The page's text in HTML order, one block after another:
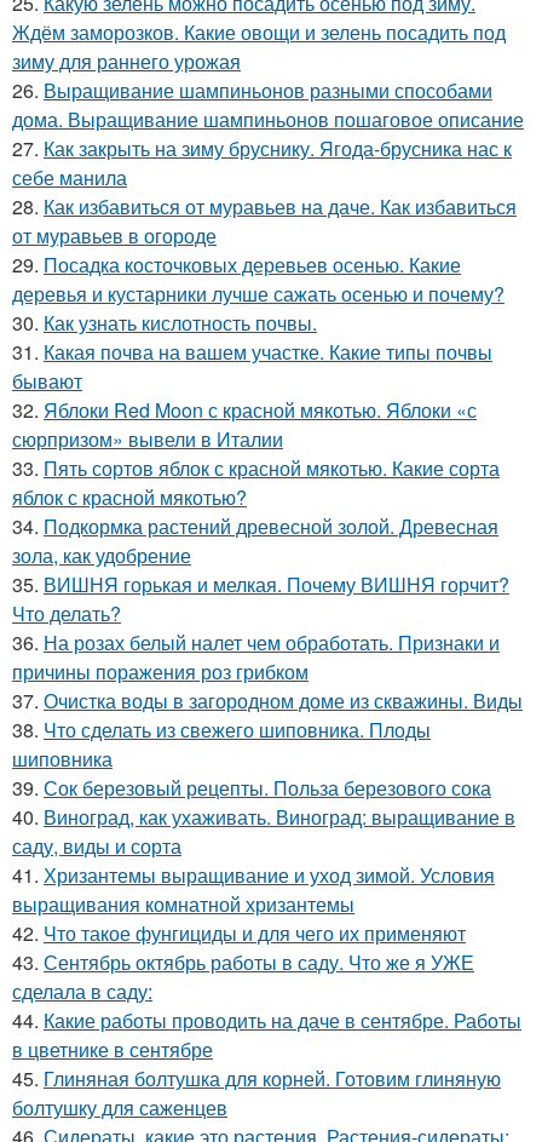
Ждём заморозков. Какие овощи и зелень посадить под
зиму для раннего урожая
26. Выращивание шампиньонов разными способами
дома. Выращивание шампиньонов пошаговое описание
27. Как закрыть на зиму бруснику. Ягода-брусника нас к
себе манила
28. Как избавиться от муравьев на даче. Как избавиться
от муравьев в огороде
29. Посадка косточковых деревьев осенью. Какие
деревья и кустарники лучше сажать осенью и почему?
30. Как узнать кислотность почвы.
31. Какая почва на вашем участке. Какие типы почвы
бывают
32. Яблоки Red Moon с красной мякотью. Яблоки «с
сюрпризом» вывели в Италии
33. Пять сортов яблок с красной мякотью. Какие сорта
яблок с красной мякотью?
34. Подкормка растений древесной золой. Древесная
зола, как удобрение
35. ВИШНЯ горькая и мелкая. Почему ВИШНЯ горчит?
Что делать?
36. На розах белый налет чем обработать. Признаки и
причины поражения роз грибком
37. Очистка воды в загородном доме из скважины. Виды
38. Что сделать из свежего шиповника. Плоды
шиповника
39. Сок березовый рецепты. Польза березового сока
40. Виноград, как ухаживать. Виноград: выращивание в
саду, виды и сорта
41. Хризантемы выращивание и уход зимой. Условия
выращивания комнатной хризантемы
42. Что такое фунгициды и для чего их применяют
43. Сентябрь октябрь работы в саду. Что же я УЖЕ
сделала в саду:
44. Какие работы проводить на даче в сентябре. Работы
в цветнике в сентябре
45. Глиняная болтушка для корней. Готовим глиняную
болтушку для саженцев